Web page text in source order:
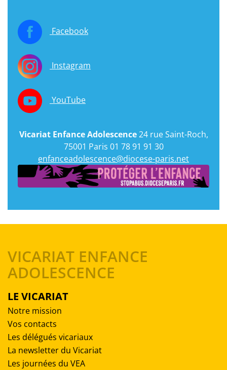
Facebook
Instagram
YouTube
Vicariat Enfance Adolescence24 rue Saint-Roch,
75001 Paris 01 78 91 91 30
enfanceadolescence@diocese-paris.net
VICARIAT ENFANCE
ADOLESCENCE
LE VICARIAT
Notre mission
Vos contacts
Les délégués vicariaux
La newsletter du Vicariat
Les journées du VEA